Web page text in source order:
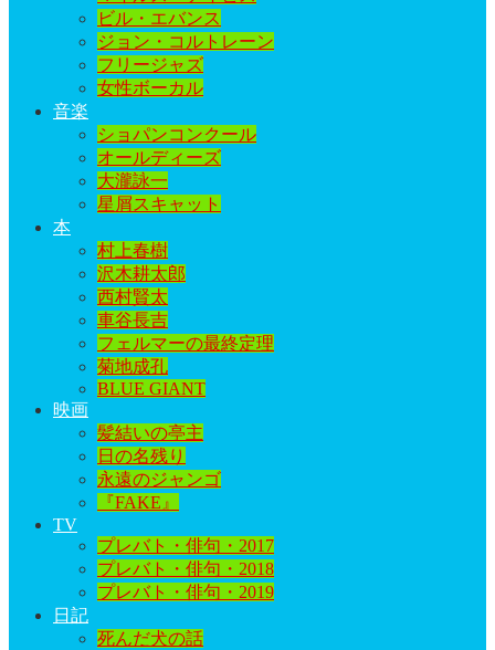
ビル・エバンス
ジョン・コルトレーン
フリージャズ
女性ボーカル
音楽
ショパンコンクール
オールディーズ
大瀧詠一
星屑スキャット
本
村上春樹
沢木耕太郎
西村賢太
車谷長吉
フェルマーの最終定理
菊地成孔
BLUE GIANT
映画
髪結いの亭主
日の名残り
永遠のジャンゴ
『FAKE』
TV
プレバト・俳句・2017
プレバト・俳句・2018
プレバト・俳句・2019
日記
死んだ犬の話